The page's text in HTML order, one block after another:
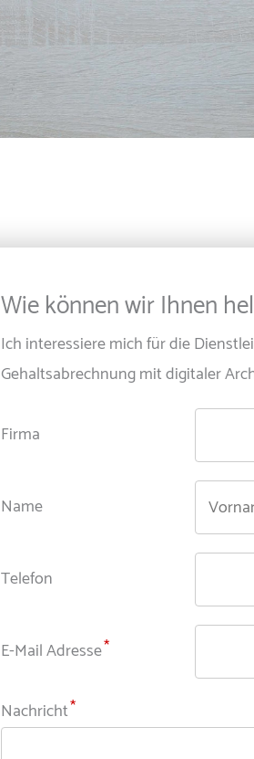
Wie können wir Ihnen
Ich interessiere mich für die
Gehaltsabrechnung mit digitaler
Firma
Name
Telefon
E-Mail Adresse
Nachricht